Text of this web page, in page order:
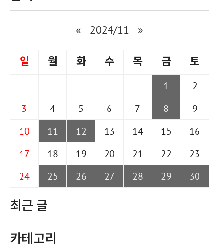
« 2024/11 »
일 월 화 수 목 금 토
1
2
3
4 5 6 7 8
9
10
11 12 13 14 15
16
17
18 19 20 21 22
23
24
25 26 27 28 29 30
최근 글
카테고리